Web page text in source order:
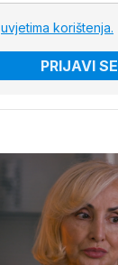
uvjetima korištenja.
PRIJAVI SE